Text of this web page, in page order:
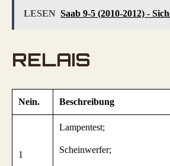
LESEN Saab 9-5 (2010-2012) -
RELAIS
Nein. Beschreibung
1
Lampentest;
Scheinwerfer;